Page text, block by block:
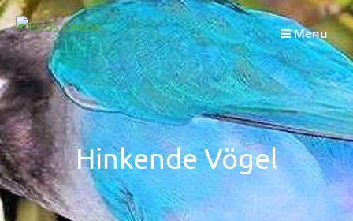
Springe
zum
Inhalt
Menu
Hinkende Vögel